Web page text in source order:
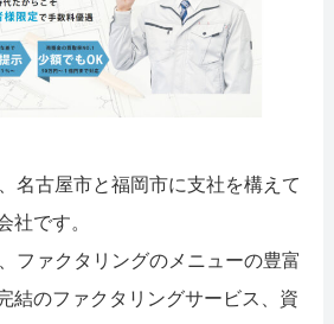
名古屋市と福岡市に支社を構えて
社です。
ファクタリングのメニューの豊富
結のファクタリングサービス、資